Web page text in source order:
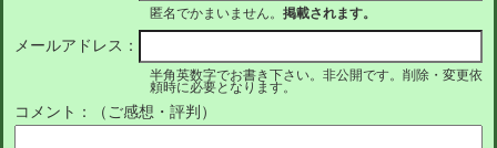
匿名でかまいません。 掲載されます。
メールアドレス：
半角英数字でお書き下さい。非公開です。削除・変更依
頼時に必要となります。
コメント：（ご感想・評判）